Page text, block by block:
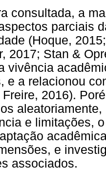
consultada, a
parciais
(Hoque,
2017; Stan &
vivência
e a relacionou
2016).
e limitações,
e
associados.